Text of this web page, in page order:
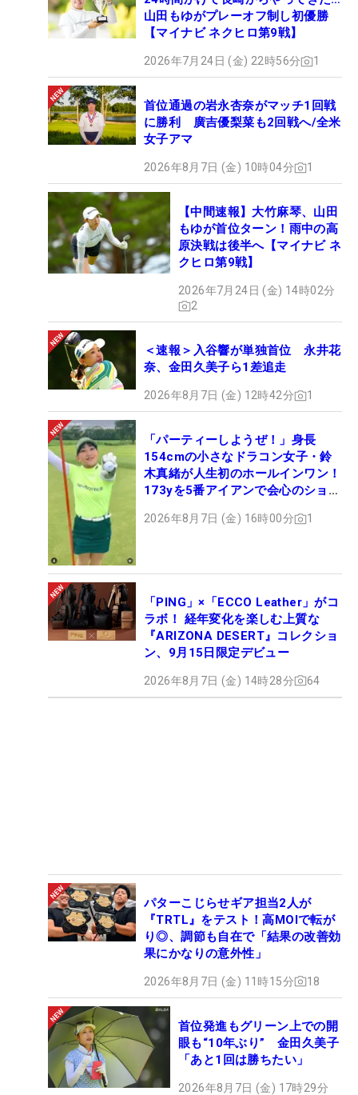
山田もゆがプレーオフ制し初優勝
【マイナビ ネクヒロ第9戦】
2026年7月24日 (金) 22時56分 1
首位通過の岩永杏奈がマッチ1回戦
に勝利 廣吉優梨菜も2回戦へ/全米
女子アマ
2026年8月7日 (金) 10時04分 1
【中間速報】大竹麻琴、山田
もゆが首位ターン！雨中の高
原決戦は後半へ【マイナビ ネ
クヒロ第9戦】
2026年7月24日 (金) 14時02分
2
＜速報＞入谷響が単独首位 永井花
奈、金田久美子ら1差追走
2026年8月7日 (金) 12時42分 1
「パーティーしようぜ！」身長
154cmの小さなドラコン女子・鈴
木真緒が人生初のホールインワン！
173yを5番アイアンで会心のショッ
2026年8月7日 (金) 16時00分 1
「PING」×「ECCO Leather」がコ
ラボ！ 経年変化を楽しむ上質な
『ARIZONA DESERT』コレクショ
ン、9月15日限定デビュー
2026年8月7日 (金) 14時28分 64
パターこじらせギア担当2人が
『TRTL』をテスト！高MOIで転が
り◎、調節も自在で「結果の改善効
果にかなりの意外性」
2026年8月7日 (金) 11時15分 18
首位発進もグリーン上での開
眼も“10年ぶり” 金田久美子
「あと1回は勝ちたい」
2026年8月7日 (金) 17時29分